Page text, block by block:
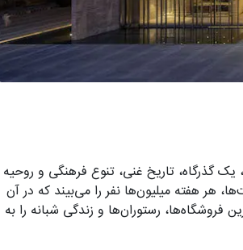
یک گذرگاه، تاریخ غنی، تنوع فرهنگی و روحیه
هر هفته میلیون‌ها نفر را می‌بیند که در آن
فروشگاه‌ها، رستوران‌ها و زندگی شبانه را به